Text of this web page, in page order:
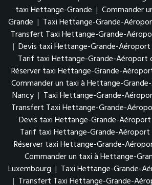
taxi Hettange-Grande | Commander
Grande | Taxi Hettange-Grande-
Transfert Taxi Hettange-Grande-
| Devis taxi Hettange-Grande-
Tarif taxi Hettange-Grande-Aéroport
Réserver taxi Hettange-Grande-
Commander un taxi à Hettange-
Nancy | Taxi Hettange-Grande-
Transfert Taxi Hettange-Grande-
Devis taxi Hettange-Grande-
Tarif taxi Hettange-Grande-Aéroport
Réserver taxi Hettange-Grande-
Commander un taxi à Hettange-
Luxembourg | Taxi Hettange-Grande-
| Transfert Taxi Hettange-Grande-